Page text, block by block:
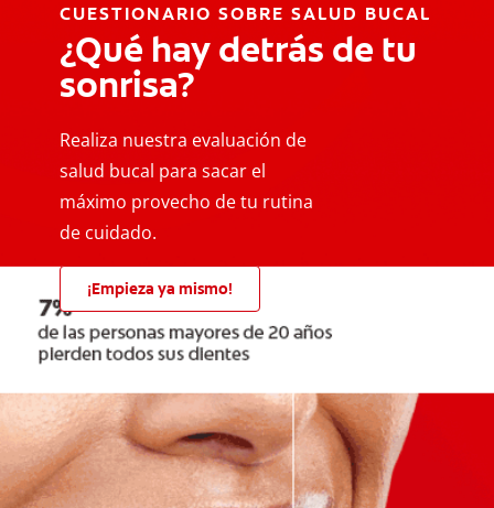
CUESTIONARIO SOBRE SALUD BUCAL
¿Qué hay detrás de tu
sonrisa?
Realiza nuestra evaluación de
salud bucal para sacar el
máximo provecho de tu rutina
de cuidado.
¡Empieza ya mismo!